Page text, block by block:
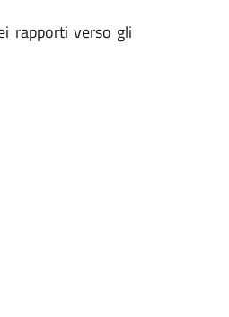
rapporti verso gli